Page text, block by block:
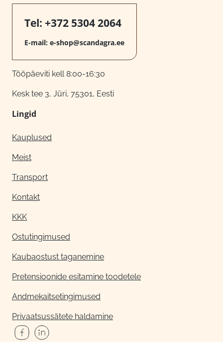
Tel: +372 5304 2064
E-mail: e-shop@scandagra.ee
Tööpäeviti kell 8:00-16:30
Kesk tee 3, Jüri, 75301, Eesti
Lingid
Kauplused
Meist
Transport
Kontakt
KKK
Ostutingimused
Kaubaostust taganemine
Pretensioonide esitamine toodetele
Andmekaitsetingimused
Privaatsussätete haldamine